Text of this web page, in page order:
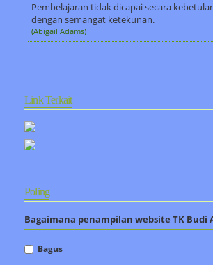
Pembelajaran tidak dicapai secara
dengan semangat ketekunan.
(Abigail Adams)
Link Terkait
Poling
Bagaimana penampilan website TK Budi
Bagus